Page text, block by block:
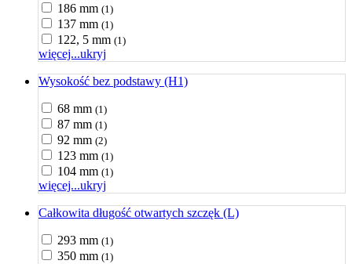
186 mm (1)
137 mm (1)
122, 5 mm (1)
więcej...ukryj
Wysokość bez podstawy (H1)
68 mm (1)
87 mm (1)
92 mm (2)
123 mm (1)
104 mm (1)
więcej...ukryj
Całkowita długość otwartych szczęk (L)
293 mm (1)
350 mm (1)